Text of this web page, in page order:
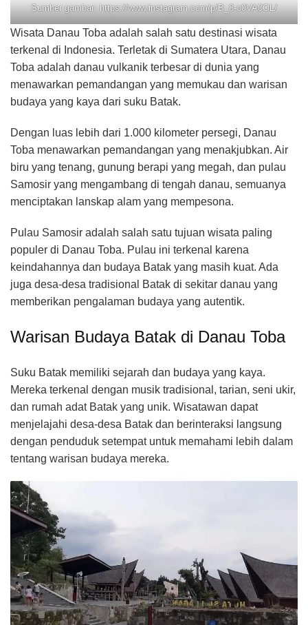
Sumber gambar: https://www.instagram.com/p/B_8-o0VA0OL/
Wisata Danau Toba adalah salah satu destinasi wisata
terkenal di Indonesia. Terletak di Sumatera Utara, Danau
Toba adalah danau vulkanik terbesar di dunia yang
menawarkan pemandangan yang memukau dan warisan
budaya yang kaya dari suku Batak.
Dengan luas lebih dari 1.000 kilometer persegi, Danau
Toba menawarkan pemandangan yang menakjubkan. Air
biru yang tenang, gunung berapi yang megah, dan pulau
Samosir yang mengambang di tengah danau, semuanya
menciptakan lanskap alam yang mempesona.
Pulau Samosir adalah salah satu tujuan wisata paling
populer di Danau Toba. Pulau ini terkenal karena
keindahannya dan budaya Batak yang masih kuat. Ada
juga desa-desa tradisional Batak di sekitar danau yang
memberikan pengalaman budaya yang autentik.
Warisan Budaya Batak di Danau Toba
Suku Batak memiliki sejarah dan budaya yang kaya.
Mereka terkenal dengan musik tradisional, tarian, seni ukir,
dan rumah adat Batak yang unik. Wisatawan dapat
menjelajahi desa-desa Batak dan berinteraksi langsung
dengan penduduk setempat untuk memahami lebih dalam
tentang warisan budaya mereka.